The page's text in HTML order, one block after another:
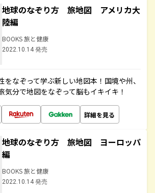
地球のなぞり方 旅地図 アメリカ大
陸編
BOOKS 旅と健康
2022.10.14 発売
をなぞって学ぶ新しい地図本！国境や州、
気分で地図をなぞって脳もイキイキ！
詳細を見る
地球のなぞり方 旅地図 ヨーロッパ
編
BOOKS 旅と健康
2022.10.14 発売